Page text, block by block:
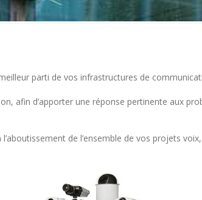
parti de vos infrastructures de
afin d’apporter une réponse pertinente aux
de l’ensemble de vos projets